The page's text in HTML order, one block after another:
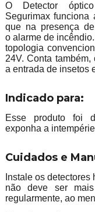
O Detector
Segurimax funciona
que na presença
o alarme de
topologia
24V. Conta
a entrada de insetos
Indicado para:
Esse produto foi
exponha a
Cuidados e
Instale os
não deve ser
regularmente, ao